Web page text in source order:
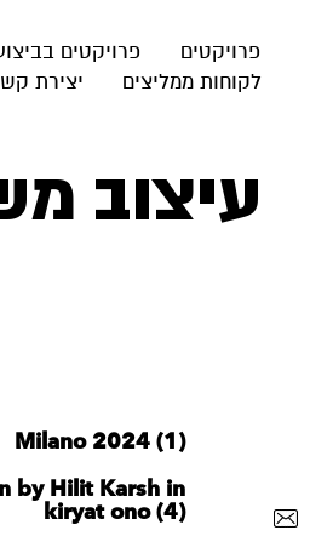
פרויקטים פרויקטים
לקוחות ממליצים
יצירת
עיצוב
Milano 2024 (1)
by Hilit Karsh in
kiryat ono (4)